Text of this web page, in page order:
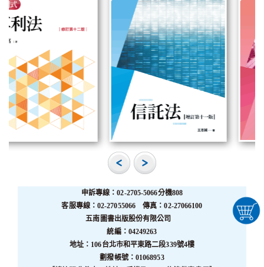
申訴專線：02-2705-5066分機808
客服專線：02-27055066 傳真：02-27066100
五南圖書出版股份有限公司
統編：04249263
地址：106台北市和平東路二段339號4樓
劃撥帳號：01068953